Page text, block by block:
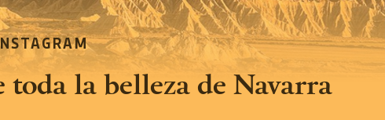
toda la belleza de Navarra